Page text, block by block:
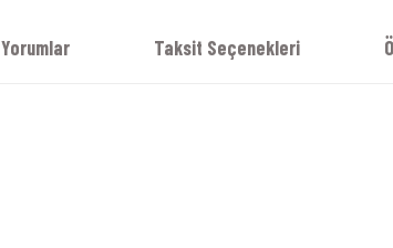
Yorumlar Taksit Seçenekleri